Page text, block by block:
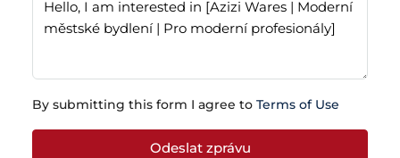
By submitting this form I agree to Terms of Use
Odeslat zprávu